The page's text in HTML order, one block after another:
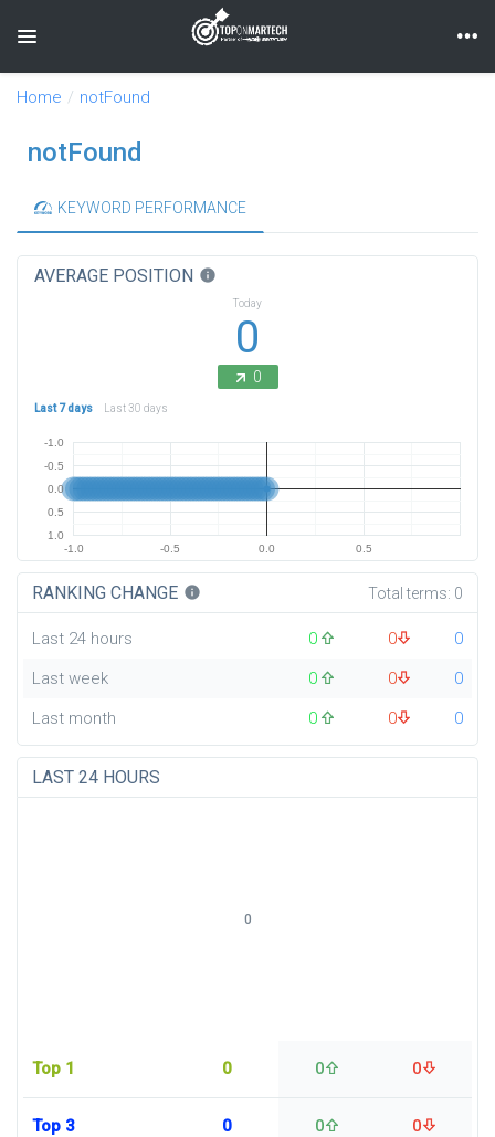
Toggle navigation
Home notFound
notFound
KEYWORD PERFORMANCE
AVERAGE POSITION info
Today
0
0
Last 7 days Last 30 days
-1.0 -0.5 0.0 0.5
-1.0
-0.5
0.0
0.5
1.0
RANKING CHANGE info Total terms: 0
Last 24 hours 0 0
0
Last week
0 0
0
Last month
0 0 0
LAST 24 HOURS
Top 1 0 0 0
Top 3 0 0 0
0